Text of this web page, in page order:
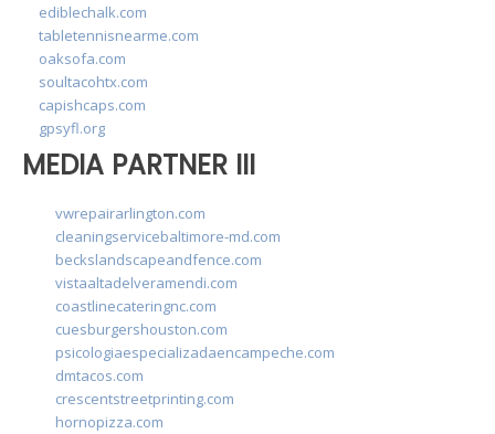
ediblechalk.com
tabletennisnearme.com
oaksofa.com
soultacohtx.com
capishcaps.com
gpsyfl.org
MEDIA PARTNER III
vwrepairarlington.com
cleaningservicebaltimore-md.com
beckslandscapeandfence.com
vistaaltadelveramendi.com
coastlinecateringnc.com
cuesburgershouston.com
psicologiaespecializadaencampeche.com
dmtacos.com
crescentstreetprinting.com
hornopizza.com